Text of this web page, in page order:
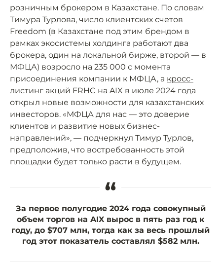
розничным брокером в Казахстане. По словам
Тимура Турлова, число клиентских счетов
Freedom (в Казахстане под этим брендом в
рамках экосистемы холдинга работают два
брокера, один на локальной бирже, второй — в
МФЦА) возросло на 235 000 с момента
присоединения компании к МФЦА, а кросс-
листинг акций FRHC на AIX в июле 2024 года
открыл новые возможности для казахстанских
инвесторов. «МФЦА для нас — это доверие
клиентов и развитие новых бизнес-
направлений», — подчеркнул Тимур Турлов,
предположив, что востребованность этой
площадки будет только расти в будущем.
“
За первое полугодие 2024 года совокупный
объем торгов на AIX вырос в пять раз год к
году, до $707 млн, тогда как за весь прошлый
год этот показатель составлял $582 млн.